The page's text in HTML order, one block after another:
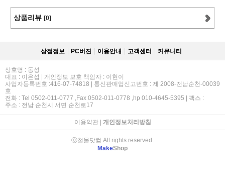
상품리뷰 [0]
상점정보 PC버젼 이용안내 고객센터 커뮤니티
상호명 : 동성
대표 : 이은섭 | 개인정보 보호 책임자 : 이현이
사업자등록번호 :416-07-74818 | 통신판매업신고번호 : 제 2008-전남순천-00039
호
전화 : Tel 0502-011-0777 ,Fax 0502-011-0778 ,hp 010-4645-5395 | 팩스 :
주소 : 전남 순천시 서면 순천로17
이용약관| 개인정보처리방침
ⓒ철물닷컴 All rights reserved.
MakeShop